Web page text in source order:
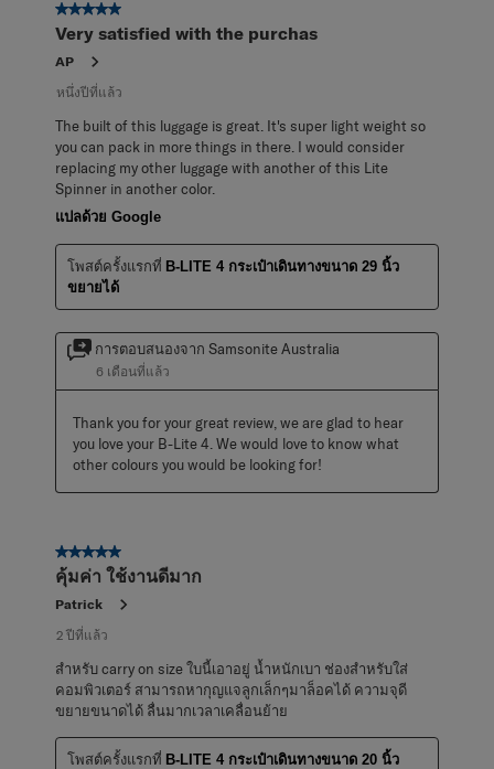
5 จาก 5 ดาว
Very satisfied with the purchas
AP
หนึ่งปีที่แล้ว
The built of this luggage is great. It's super light weight so
you can pack in more things in there. I would consider
replacing my other luggage with another of this Lite
Spinner in another color.
แปลด้วย Google
โพสต์ครั้งแรกที่ B-LITE 4 กระเป๋าเดินทางขนาด 29 นิ้ว
ขยายได้
การตอบสนองจาก Samsonite Australia
6 เดือนที่แล้ว
Thank you for your great review, we are glad to hear
you love your B-Lite 4. We would love to know what
other colours you would be looking for!
5 จาก 5 ดาว
คุ้มค่า ใช้งานดีมาก
Patrick
2 ปีที่แล้ว
สำหรับ carry on size ใบนี้เอาอยู่ น้ำหนักเบา ช่องสำหรับใส่
คอมพิวเตอร์ สามารถหากุญแจลูกเล็กๆมาล็อคได้ ความจุดี
ขยายขนาดได้ ลื่นมากเวลาเคลื่อนย้าย
โพสต์ครั้งแรกที่ B-LITE 4 กระเป๋าเดินทางขนาด 20 นิ้ว